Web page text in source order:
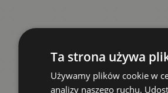
Ta strona używa
Używamy plików cookie w
analizy naszego ruchu.